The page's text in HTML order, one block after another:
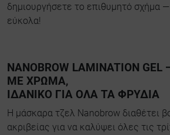
δημιουργήσετε το επιθυμητό σχήμα
εύκολα!
NANOBROW LAMINATION GEL
Ε ΧΡΏΜΑ,
ΙΔΑΝΙΚΌ ΓΙΑ ΌΛΑ ΤΑ ΦΡΎΔΙΑ
Η μάσκαρα τζελ Nanobrow διαθέτει
ακριβείας για να καλύψει όλες τις